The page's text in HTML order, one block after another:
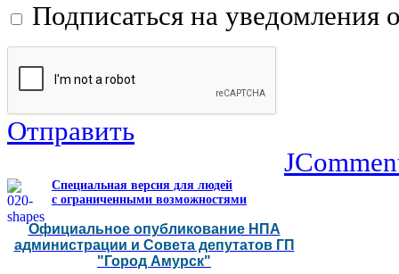
Подписаться на уведомления
Отправить
Специальная версия для людей
с ограниченными возможностями
Официальное опубликование НПА
администрации и Совета депутатов ГП
"Город Амурск"